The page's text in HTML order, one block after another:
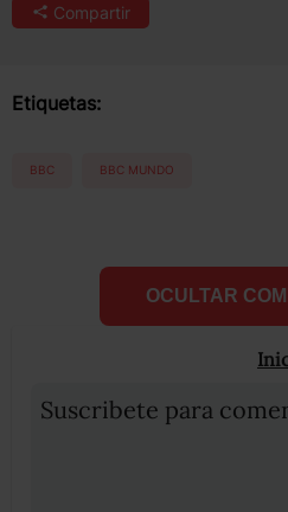
Compartir
Etiquetas:
BBC BBC MUNDO
OCULTAR
Suscribete para